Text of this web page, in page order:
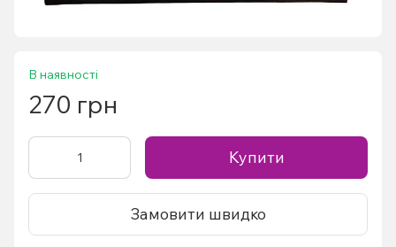
В наявності
270 грн
Купити
Замовити швидко